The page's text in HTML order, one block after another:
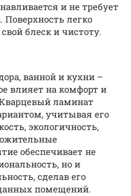
и не требует
Поверхность легко
блеск и чистоту.
ванной и кухни –
влияет на комфорт и
ламинат
учитывая его
экологичность,
обеспечивает не
но и
сделав его
помещений.